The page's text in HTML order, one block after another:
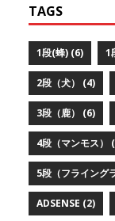
TAGS
1段(蜂) (6) 1
2段（犬） (4)
3段（鹿） (6)
4段（マンモス）
5段（フライング
ADSENSE (2)